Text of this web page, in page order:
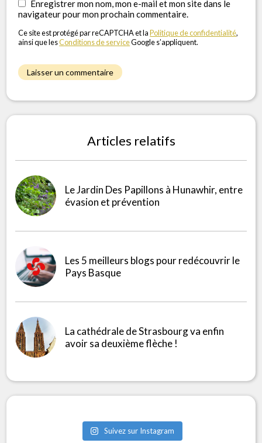
Enregistrer mon nom, mon e-mail et mon site dans le
navigateur pour mon prochain commentaire.
Ce site est protégé par reCAPTCHA et laPolitique de confidentialité,
ainsi que lesConditions de serviceGoogle s’appliquent.
Articles relatifs
Le Jardin Des Papillons à Hunawhir, entre
évasion et prévention
Les 5 meilleurs blogs pour redécouvrir le
Pays Basque
La cathédrale de Strasbourg va enfin
avoir sa deuxième flèche !
Suivez sur Instagram